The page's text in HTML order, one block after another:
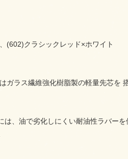
(602)クラシックレッド×ホワイト
ラス繊維強化樹脂製の軽量先芯を
、油で劣化しにくい耐油性ラバー